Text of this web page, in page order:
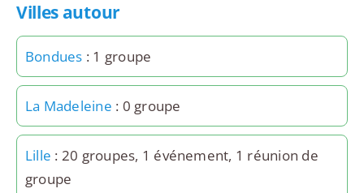
Villes autour
Bondues : 1 groupe
La Madeleine : 0 groupe
Lille : 20 groupes, 1 événement, 1 réunion de
groupe